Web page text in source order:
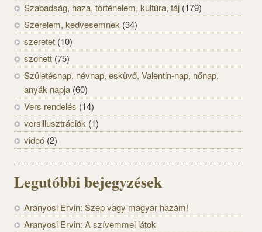
Szabadság, haza, történelem, kultúra, táj (179)
Szerelem, kedvesemnek (34)
szeretet (10)
szonett (75)
Születésnap, névnap, esküvő, Valentin-nap, nőnap,
anyák napja (60)
Vers rendelés (14)
versillusztrációk (1)
videó (2)
Legutóbbi bejegyzések
Aranyosi Ervin: Szép vagy magyar hazám!
Aranyosi Ervin: A szívemmel látok